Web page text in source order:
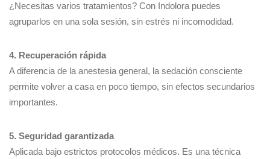
¿Necesitas varios tratamientos? Con Indolora puedes
agruparlos en una sola sesión, sin estrés ni incomodidad.
4. Recuperación rápida
A diferencia de la anestesia general, la sedación consciente
permite volver a casa en poco tiempo, sin efectos secundarios
importantes.
5. Seguridad garantizada
Aplicada bajo estrictos protocolos médicos. Es una técnica